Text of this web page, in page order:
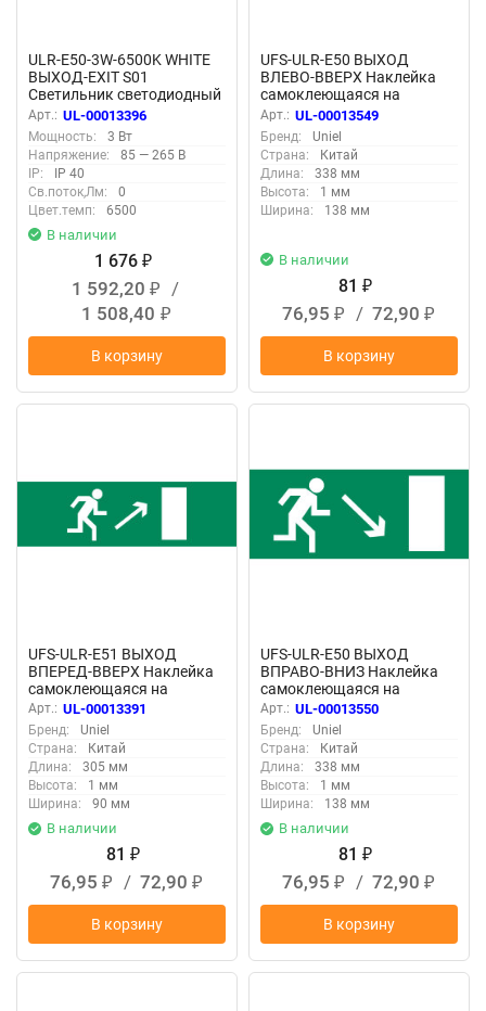
ULR-E50-3W-6500K WHITE
ВЫХОД-EXIT S01
Светильник светодиодный
аварийного освещения,
Белый свет 6500K,
Встроенный аккумулятор,
Корпус белый
Арт.: UL-00013396
Мощность:
3 Вт
Напряжение:
85 — 265 В
IP:
IP 40
Св.поток,Лм:
0
Цвет.темп:
6500
В наличии
1 676 ₽
1 592,20 ₽
/
1 508,40 ₽
В корзину
UFS-ULR-E50 ВЫХОД
ВЛЕВО-ВВЕРХ Наклейка
самоклеющаяся на
светильник, 338х138мм,
Цвет зеленый
Арт.: UL-00013549
Бренд:
Uniel
Страна:
Китай
Длина:
338 мм
Высота:
1 мм
Ширина:
138 мм
В наличии
81 ₽
76,95 ₽ / 72,90 ₽
В корзину
UFS-ULR-E51 ВЫХОД
ВПЕРЕД-ВВЕРХ Наклейка
самоклеющаяся на
светильник, 305х90мм,
Цвет зеленый
Арт.: UL-00013391
Бренд:
Uniel
Страна:
Китай
Длина:
305 мм
Высота:
1 мм
Ширина:
90 мм
В наличии
81 ₽
76,95 ₽ / 72,90 ₽
В корзину
UFS-ULR-E50 ВЫХОД
ВПРАВО-ВНИЗ Наклейка
самоклеющаяся на
светильник, 338х138мм,
Цвет зеленый
Арт.: UL-00013550
Бренд:
Uniel
Страна:
Китай
Длина:
338 мм
Высота:
1 мм
Ширина:
138 мм
В наличии
81 ₽
76,95 ₽ / 72,90 ₽
В корзину